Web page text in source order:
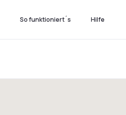
So funktioniert´s Hilfe